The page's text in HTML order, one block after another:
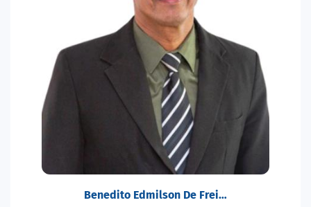
Benedito Edmilson De Frei…